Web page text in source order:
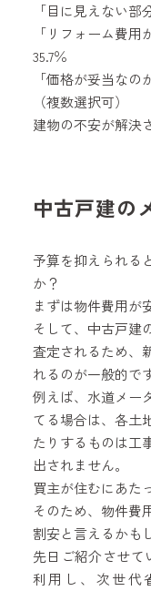
「目に見えない部
「リフォーム費
35.7％
「価格が妥当な
（複数選択可）
建物の不安が解決
中古戸建の
予算を抑えられる
か？
まずは物件費用が
そして、中古戸建
査定されるため、
れるのが一般的です
例えば、水道メー
てる場合は、各土
たりするものは工
出されません。
買主が住むにあた
そのため、物件費
割安と言えるかも
先日ご紹介させて
利用し、次世代